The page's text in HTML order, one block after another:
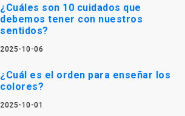
¿Cuáles son 10 cuidados que
debemos tener con nuestros
sentidos?
2025-10-06
¿Cuál es el orden para enseñar los
colores?
2025-10-01